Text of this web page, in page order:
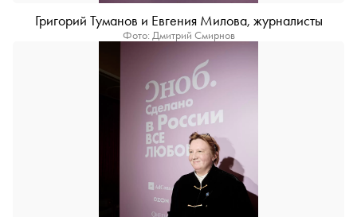
Григорий Туманов и Евгения Милова, журналисты
Фото: Дмитрий Смирнов